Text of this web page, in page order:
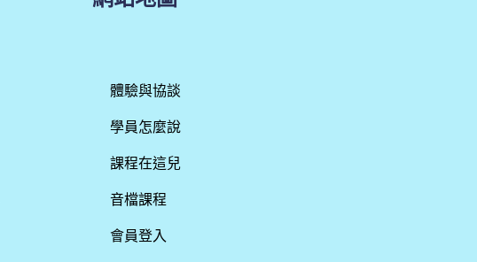
體驗與協談
學員怎麼說
課程在這兒
音檔課程
會員登入